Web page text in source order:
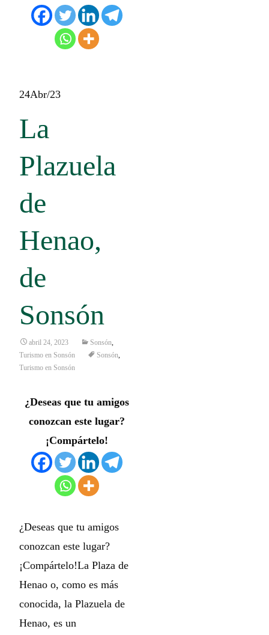
24Abr/23
La
Plazuela
de
Henao,
de
Sonsón
abril 24, 2023 Sonsón
Turismo en Sonsón
Sonsón
Turismo en Sonsón
¿Deseas que tu amigos
conozcan este lugar?
¡Compártelo!
¿Deseas que tu amigos
conozcan este lugar?
¡Compártelo!La Plaza de
Henao o, como es más
conocida, la Plazuela de
Henao, es un